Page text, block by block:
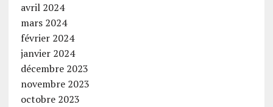
avril 2024
mars 2024
février 2024
janvier 2024
décembre 2023
novembre 2023
octobre 2023